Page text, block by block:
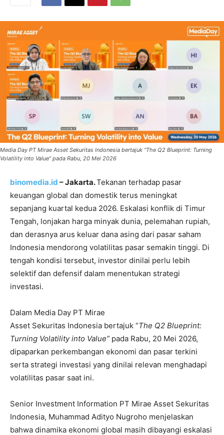
Media Day PT Mirae Asset Sekuritas Indonesia bertajuk “The Q2 Blueprint: Turning
Volatility into Value” pada Rabu, 20 Mei 2026
binomedia.id – Jakarta.Tekanan terhadap pasar
keuangan global dan domestik terus meningkat
sepanjang kuartal kedua 2026. Eskalasi konflik di Timur
Tengah, lonjakan harga minyak dunia, pelemahan rupiah,
dan derasnya arus keluar dana asing dari pasar saham
Indonesia mendorong volatilitas pasar semakin tinggi. Di
tengah kondisi tersebut, investor dinilai perlu lebih
selektif dan defensif dalam menentukan strategi
investasi.
Dalam Media Day PT Mirae
Asset Sekuritas Indonesia bertajuk “The Q2 Blueprint:
Turning Volatility into Value” pada Rabu, 20 Mei 2026,
dipaparkan perkembangan ekonomi dan pasar terkini
serta strategi investasi yang dinilai relevan menghadapi
volatilitas pasar saat ini.
Senior Investment Information PT Mirae Asset Sekuritas
Indonesia, Muhammad Adityo Nugroho menjelaskan
bahwa dinamika ekonomi global masih dibayangi eskalasi